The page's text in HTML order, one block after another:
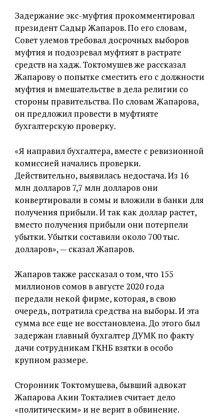
Задержание экс-муфтия прокомментировал
президент Садыр Жапаров. По его словам,
Совет улемов требовал досрочных выборов
муфтия и подозревал муфтият в растрате
средств на хадж. Токтомушев же рассказал
Жапарову о попытке сместить его с должности
муфтия и вмешательстве в дела религии со
стороны правительства. По словам Жапарова,
он предложил провести в муфтияте
бухгалтерскую проверку.
«Я направил бухгалтера, вместе с ревизионной
комиссией начались проверки.
Действительно, выявилась недостача. Из 16
млн долларов 7,7 млн долларов они
конвертировали в сомы и вложили в банки для
получения прибыли. И так как доллар растет,
вместо получения прибыли они потерпели
убытки. Убытки составили около 700 тыс.
долларов», — сказал Жапаров.
Жапаров также рассказал о том, что 155
миллионов сомов в августе 2020 года
передали некой фирме, которая, в свою
очередь, потратила средства на выборы. И эта
сумма все еще не восстановлена. До этого был
задержан главный бухгалтер ДУМК по факту
дачи сотрудникам ГКНБ взятки в особо
крупном размере.
Сторонник Токтомушева, бывший адвокат
Жапарова Акин Токталиев считает дело
«политическим» и не верит в обвинение.